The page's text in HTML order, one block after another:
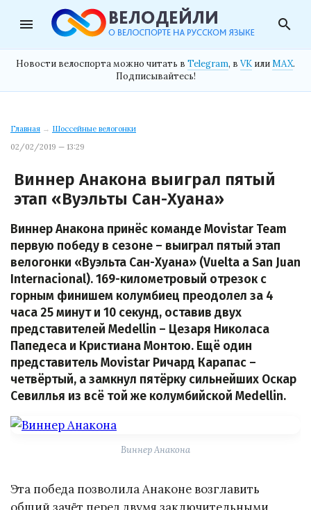
menu search
Новости велоспорта можно читать в Telegram, в VK илиMAX.
Подписывайтесь!
Главная → Шоссейные велогонки
02/02/2019 — 13:29
Виннер Анакона выиграл пятый
этап «Вуэльты Сан-Хуана»
Виннер Анакона принёс команде Movistar Team
первую победу в сезоне – выиграл пятый этап
велогонки «Вуэльта Сан-Хуана» (Vuelta a San Juan
Internacional). 169-километровый отрезок с
горным финишем колумбиец преодолел за 4
часа 25 минут и 10 секунд, оставив двух
представителей Medellin – Цезаря Николаса
Папедеса и Кристиана Монтою. Ещё один
представитель Movistar Ричард Карапас –
четвёртый, а замкнул пятёрку сильнейших Оскар
Севиллья из всё той же колумбийской Medellin.
Виннер Анакона
Эта победа позволила Анаконе возглавить